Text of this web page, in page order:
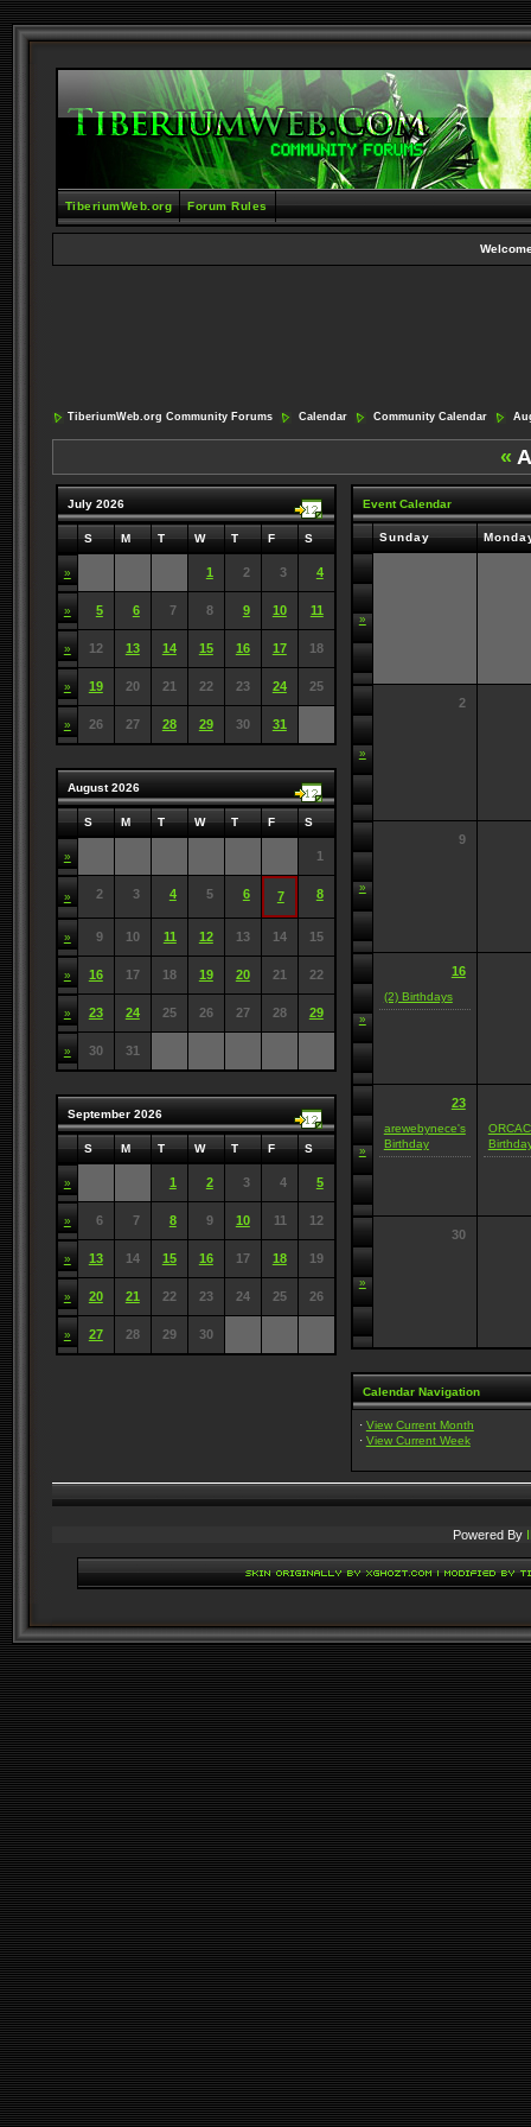
TiberiumWeb.org Forum Rules
TiberiumWeb.org Community Forums Calendar Community Calendar
«
July 2026
S M T W T F S
» 1 2 3 4
» 5 6 7 8 9 10 11
» 12 13 14 15 16 17 18
» 19 20 21 22 23 24 25
» 26 27 28 29 30 31
August 2026
S M T W T F S
» 1
» 2 3 4 5 6 7 8
» 9 10 11 12 13 14 15
» 16 17 18 19 20 21 22
» 23 24 25 26 27 28 29
» 30 31
September 2026
S M T W T F S
» 1 2 3 4 5
» 6 7 8 9 10 11 12
» 13 14 15 16 17 18 19
» 20 21 22 23 24 25 26
» 27 28 29 30
Event Calendar
Sunday
»
»
2
»
9
»
16
(2) Birthdays
»
23
arewebynece's
Birthday
»
30
Calendar Navigation
· View Current Month
· View Current Week
Powered By